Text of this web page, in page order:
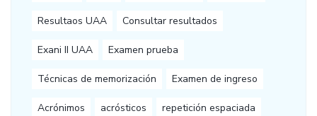
Resultaos UAA Consultar resultados
Exani II UAA Examen prueba
Técnicas de memorización Examen de ingreso
Acrónimos acrósticos repetición espaciada